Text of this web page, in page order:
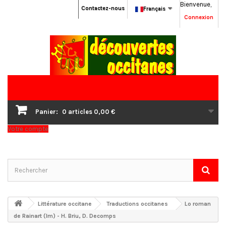
Bienvenue,
Connexion
Français
Contactez-nous
Panier: 0 articles 0,00 €
Votre compte
Littérature occitane Traductions occitanes
Lo roman
de Rainart (lm) - H. Briu, D. Decomps